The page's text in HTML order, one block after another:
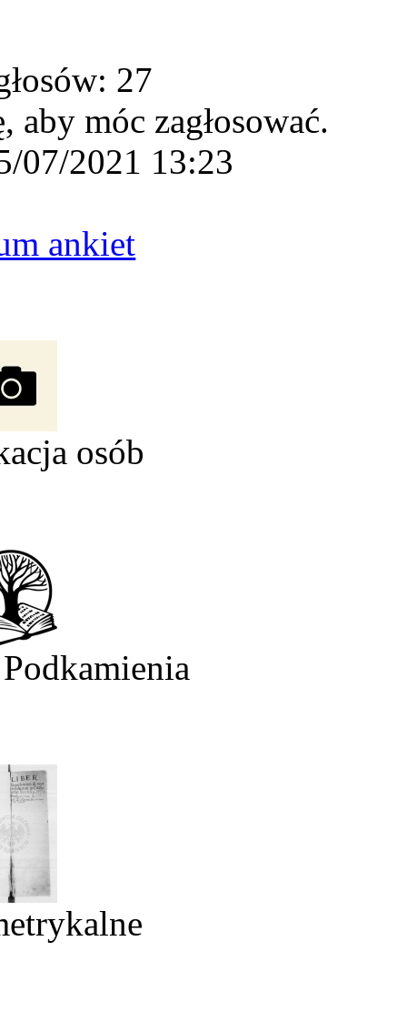
27
aby móc zagłosować.
07/2021 13:23
ankiet
osób